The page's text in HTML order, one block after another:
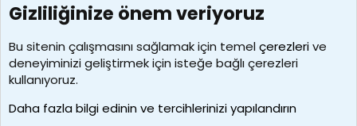
7388
Kullanıcılar
borabekirogluu
Son üye
Gizliliğinize önem veriyoruz
Bu sitenin çalışmasını sağlamak için temelçerezlerive
deneyiminizi geliştirmek için isteğe bağlı çerezleri
kullanıyoruz.
Daha fazla bilgi edinin ve tercihlerinizi yapılandırın